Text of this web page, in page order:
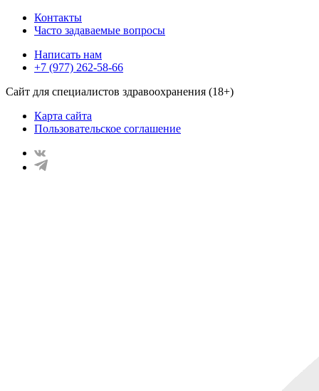
Контакты
Часто задаваемые вопросы
Написать нам
+7 (977) 262-58-66
Сайт для специалистов здравоохранения (18+)
Карта сайта
Пользовательское соглашение